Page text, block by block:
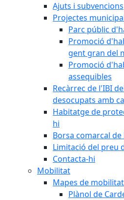
Ajuts i subvencions
Projectes
Parc públic
Promoció
gent gran del
Promoció
assequibles
Recàrrec de l'IBI
desocupats amb
Habitatge de
hi
Borsa comarcal
Limitació del preu
Contacta-hi
Mobilitat
Mapes de mobilitat
Plànol de